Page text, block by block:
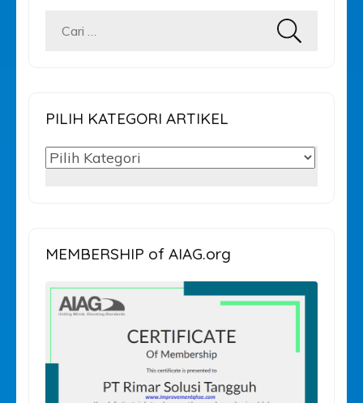
Cari
PILIH KATEGORI ARTIKEL
PILIH
MEMBERSHIP of AIAG.org